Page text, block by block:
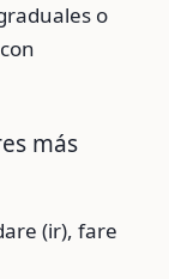
o
más
(ir), fare